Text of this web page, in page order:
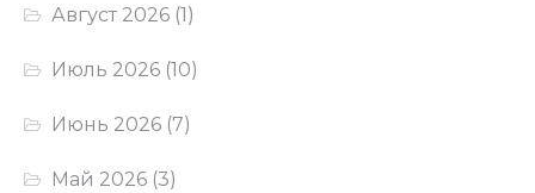
Август 2026 (1)
Июль 2026 (10)
Июнь 2026 (7)
Май 2026 (3)